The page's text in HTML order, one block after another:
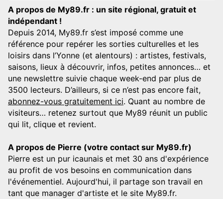
A propos de My89.fr : un site régional, gratuit et
indépendant !
Depuis 2014, My89.fr s’est imposé comme une
référence pour repérer les sorties culturelles et les
loisirs dans l’Yonne (et alentours) : artistes, festivals,
saisons, lieux à découvrir, infos, petites annonces… et
une newslettre suivie chaque week-end par plus de
3500 lecteurs. D’ailleurs, si ce n’est pas encore fait,
abonnez-vous gratuitement ici. Quant au nombre de
visiteurs… retenez surtout que My89 réunit un public
qui lit, clique et revient.
A propos de Pierre (votre contact sur My89.fr)
Pierre est un pur icaunais et met 30 ans d'expérience
au profit de vos besoins en communication dans
l'événementiel. Aujourd'hui, il partage son travail en
tant que manager d'artiste et le site My89.fr.